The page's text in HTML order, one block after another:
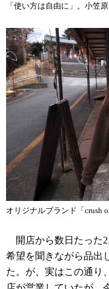
「使い方は自由に」。小笠
オリジナルブランド「crush
開店から数日たった2
希望を聞きながら品出
た。が、実はこの通り